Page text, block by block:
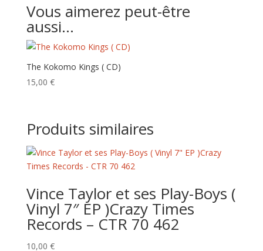
Vous aimerez peut-être
aussi…
The Kokomo Kings ( CD)
15,00 €
Produits similaires
Vince Taylor et ses Play-Boys (
Vinyl 7″ EP )Crazy Times
Records – CTR 70 462
10,00 €